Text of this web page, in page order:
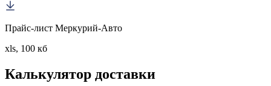
Прайс-лист Меркурий-Авто
xls, 100 кб
Калькулятор доставки